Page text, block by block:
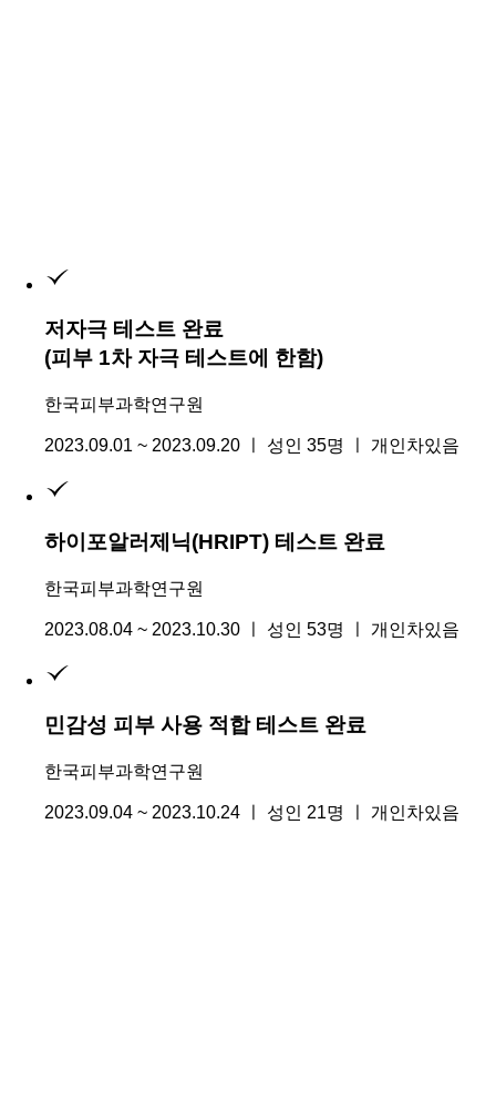
저자극 테스트 완료
(피부 1차 자극 테스트에 한함)
한국피부과학연구원
2023.09.01 ~ 2023.09.20 ㅣ 성인 35명 ㅣ 개인차있음
하이포알러제닉(HRIPT) 테스트 완료
한국피부과학연구원
2023.08.04 ~ 2023.10.30 ㅣ 성인 53명 ㅣ 개인차있음
민감성 피부 사용 적합 테스트 완료
한국피부과학연구원
2023.09.04 ~ 2023.10.24 ㅣ 성인 21명 ㅣ 개인차있음